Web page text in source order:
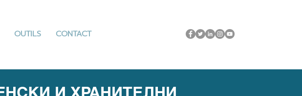
OUTILS CONTACT
И ХРАНИТЕЛНИ